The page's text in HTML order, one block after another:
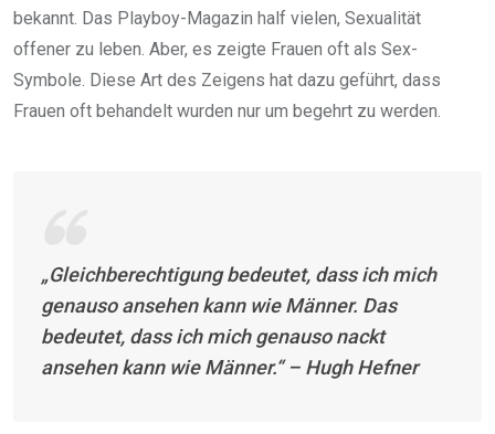
bekannt. Das Playboy-Magazin half vielen, Sexualität
offener zu leben. Aber, es zeigte Frauen oft als Sex-
Symbole. Diese Art des Zeigens hat dazu geführt, dass
Frauen oft behandelt wurden nur um begehrt zu werden.
„Gleichberechtigung bedeutet, dass ich mich
genauso ansehen kann wie Männer. Das
bedeutet, dass ich mich genauso nackt
ansehen kann wie Männer.“ – Hugh Hefner